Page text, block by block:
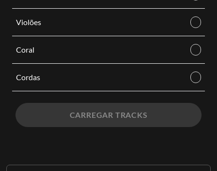
Violões
Coral
Cordas
CARREGAR TRACKS